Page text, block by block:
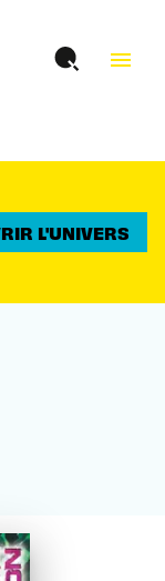
menu
L'UNIVERS